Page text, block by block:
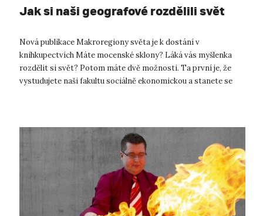
Jak si naši geografové rozdělili svět
Nová publikace Makroregiony světa je k dostání v
knihkupectvích Máte mocenské sklony? Láká vás myšlenka
rozdělit si svět? Potom máte dvě možnosti. Ta první je, že
vystudujete naši fakultu sociálně ekonomickou a stanete se